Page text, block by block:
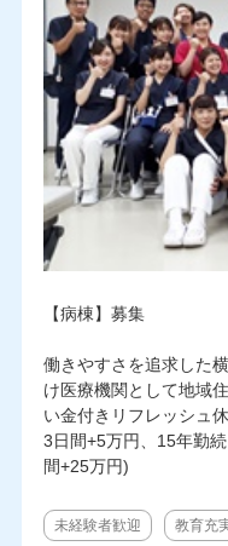
【病棟】募集
働きやすさを追求した
け医療機関として地域
い金付きリフレッシュ
3日間+5万円、15年勤
間+25万円)
未経験者歓迎 教育充